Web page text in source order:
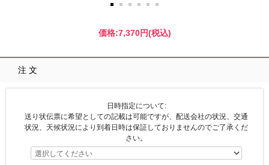
価格:7,370円(税込)
注文
日時指定について:
送り状伝票に希望としての記載は可能ですが、配送会社の状況、交通
状況、天候状況により到着日時は保証しておりませんのでご了承くだ
さい。